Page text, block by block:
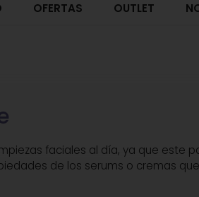
OFERTAS OUTLET
faciales al día, ya que este
de los serums o cremas